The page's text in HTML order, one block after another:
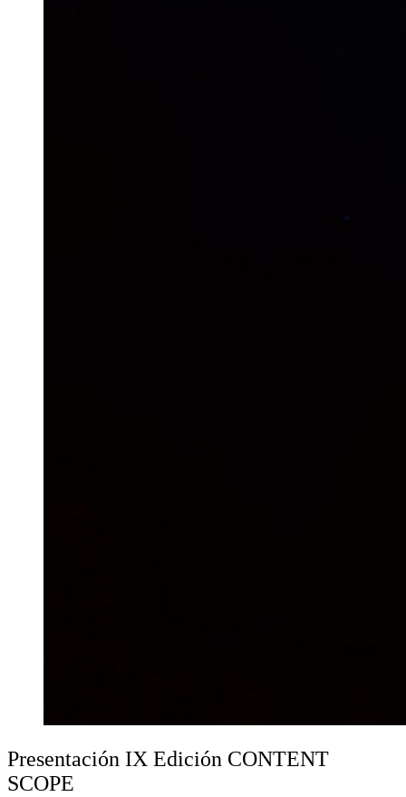
Presentación IX Edición CONTENT
SCOPE